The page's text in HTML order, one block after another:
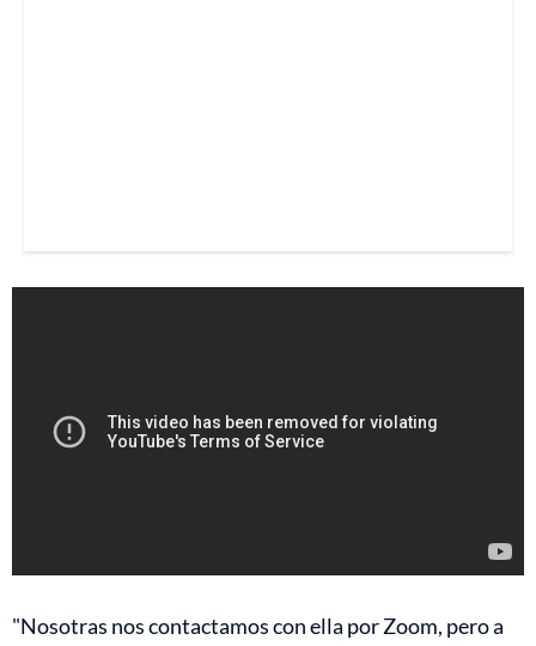
"Nosotras nos contactamos con ella por Zoom, pero a